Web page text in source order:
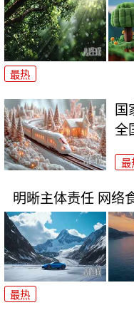
最热
国
全
最
明晰主体责任 网络
最热